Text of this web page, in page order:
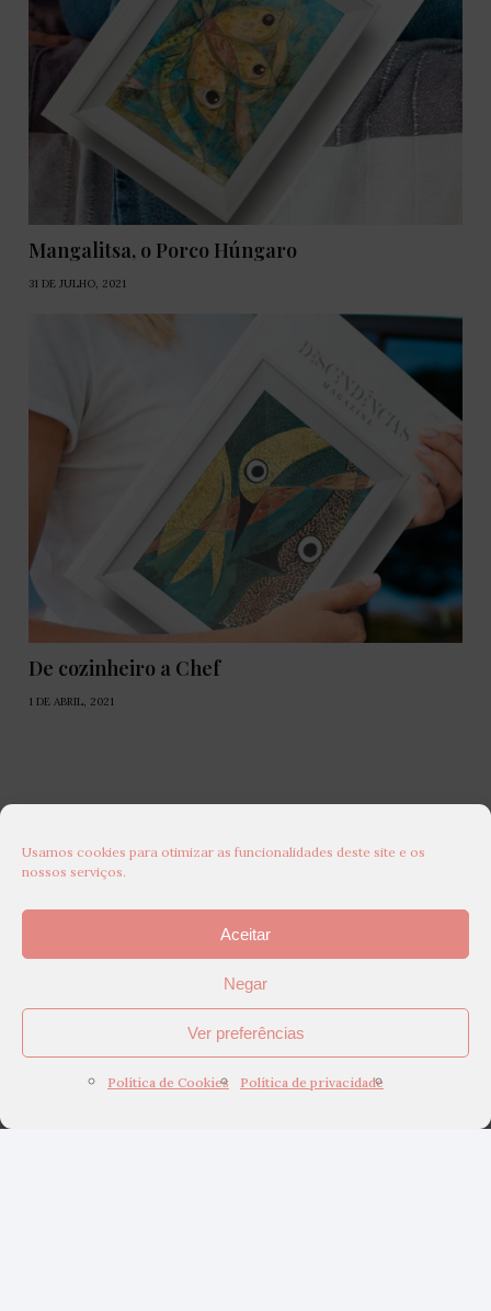
Usamos cookies para otimizar as funcionalidades deste site e os
nossos serviços.
Aceitar
Negar
Ver preferências
Política de Cookies Política de privacidade
Mangalitsa, o Porco Húngaro
31 DE JULHO, 2021
De cozinheiro a Chef
1 DE ABRIL, 2021